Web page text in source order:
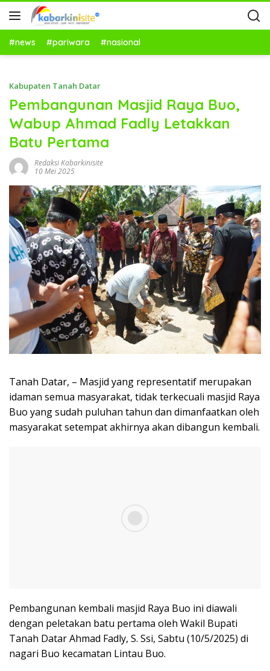
#news #pariwara #nasional
Kabupaten Tanah Datar
Pembangunan Masjid Raya Buo,
Wabup Ahmad Fadly Letakkan
Batu Pertama
Redaksi Kabarkinisite
10 Mei 2025
Tanah Datar, – Masjid yang representatif merupakan
idaman semua masyarakat, tidak terkecuali masjid Raya
Buo yang sudah puluhan tahun dan dimanfaatkan oleh
masyarakat setempat akhirnya akan dibangun kembali.
Pembangunan kembali masjid Raya Buo ini diawali
dengan peletakan batu pertama oleh Wakil Bupati
Tanah Datar Ahmad Fadly, S. Ssi, Sabtu (10/5/2025) di
nagari Buo kecamatan Lintau Buo.